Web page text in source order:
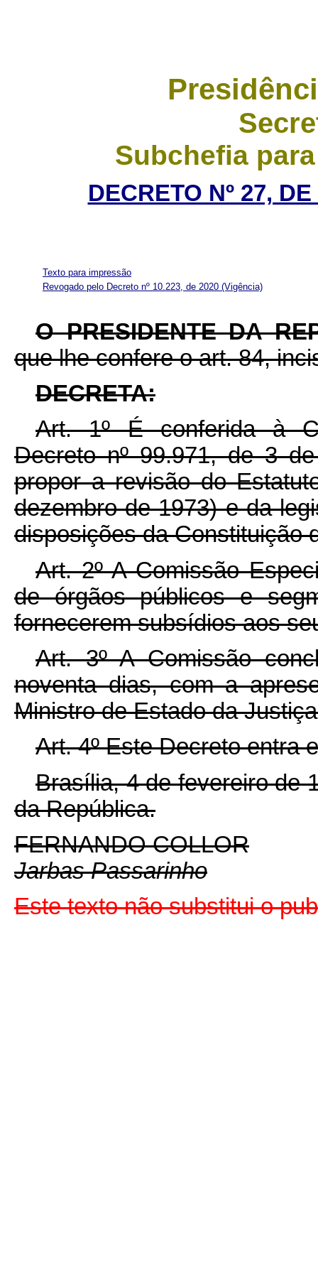
Subchefia
DECRETO Nº 27,
Texto para impressão
Revogado pelo Decreto nº 10.223, de 2020 (Vigência)
O PRESIDENTE DA
que lhe confere o art. 84,
DECRETA:
Art. 1º É conferida à
Decreto nº 99.971, de 3
propor a revisão do
dezembro de 1973) e da
disposições da Constituição
Art. 2º A Comissão
de órgãos públicos e
fornecerem subsídios aos
Art. 3º A Comissão
noventa dias, com a
Ministro de Estado da
Art. 4º Este Decreto entra
Brasília, 4 de fevereiro de
da República.
FERNANDO COLLOR
Jarbas Passarinho
Este texto não substitui o